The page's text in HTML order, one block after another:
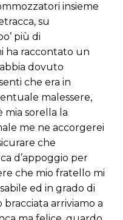
insieme
su
più di
ha raccontato un
dovuto
che era in
malessere,
mia sorella la
me ne accorgerei
che
d’appoggio per
che mio fratello mi
ed in grado di
arriviamo a